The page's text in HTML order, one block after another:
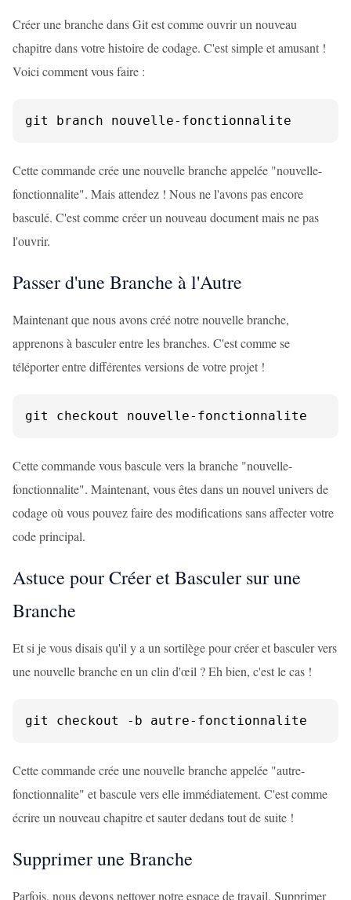
Créer une branche dans Git est comme ouvrir un nouveau
chapitre dans votre histoire de codage. C'est simple et amusant !
Voici comment vous faire :
git branch nouvelle-fonctionnalite
Cette commande crée une nouvelle branche appelée "nouvelle-
fonctionnalite". Mais attendez ! Nous ne l'avons pas encore
basculé. C'est comme créer un nouveau document mais ne pas
l'ouvrir.
Passer d'une Branche à l'Autre
Maintenant que nous avons créé notre nouvelle branche,
apprenons à basculer entre les branches. C'est comme se
téléporter entre différentes versions de votre projet !
git checkout nouvelle-fonctionnalite
Cette commande vous bascule vers la branche "nouvelle-
fonctionnalite". Maintenant, vous êtes dans un nouvel univers de
codage où vous pouvez faire des modifications sans affecter votre
code principal.
Astuce pour Créer et Basculer sur une
Branche
Et si je vous disais qu'il y a un sortilège pour créer et basculer vers
une nouvelle branche en un clin d'œil ? Eh bien, c'est le cas !
git checkout -b autre-fonctionnalite
Cette commande crée une nouvelle branche appelée "autre-
fonctionnalite" et bascule vers elle immédiatement. C'est comme
écrire un nouveau chapitre et sauter dedans tout de suite !
Supprimer une Branche
Parfois, nous devons nettoyer notre espace de travail. Supprimer